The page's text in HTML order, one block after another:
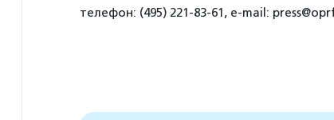
телефон: (495) 221-83-61, e-mail: